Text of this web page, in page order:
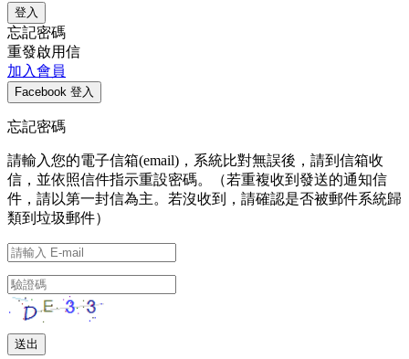
忘記密碼
重發啟用信
加入會員
忘記密碼
請輸入您的電子信箱(email)，系統比對無誤後，請到信箱收
信，並依照信件指示重設密碼。（若重複收到發送的通知信
件，請以第一封信為主。若沒收到，請確認是否被郵件系統歸
類到垃圾郵件）